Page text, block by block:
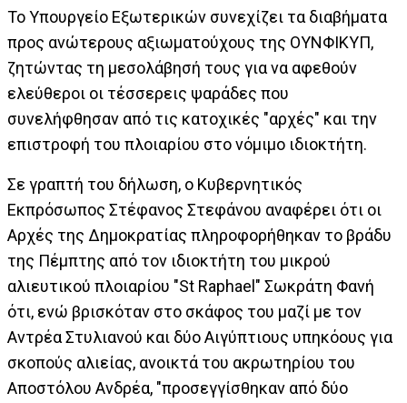
Το Υπουργείο Εξωτερικών συνεχίζει τα διαβήματα
προς ανώτερους αξιωματούχους της ΟΥΝΦΙΚΥΠ,
ζητώντας τη μεσολάβησή τους για να αφεθούν
ελεύθεροι οι τέσσερεις ψαράδες που
συνελήφθησαν από τις κατοχικές "αρχές" και την
επιστροφή του πλοιαρίου στο νόμιμο ιδιοκτήτη.
Σε γραπτή του δήλωση, ο Κυβερνητικός
Εκπρόσωπος Στέφανος Στεφάνου αναφέρει ότι οι
Αρχές της Δημοκρατίας πληροφορήθηκαν το βράδυ
της Πέμπτης από τον ιδιοκτήτη του μικρού
αλιευτικού πλοιαρίου "St Raphael" Σωκράτη Φανή
ότι, ενώ βρισκόταν στο σκάφος του μαζί με τον
Αντρέα Στυλιανού και δύο Αιγύπτιους υπηκόους για
σκοπούς αλιείας, ανοικτά του ακρωτηρίου του
Αποστόλου Ανδρέα, "προσεγγίσθηκαν από δύο